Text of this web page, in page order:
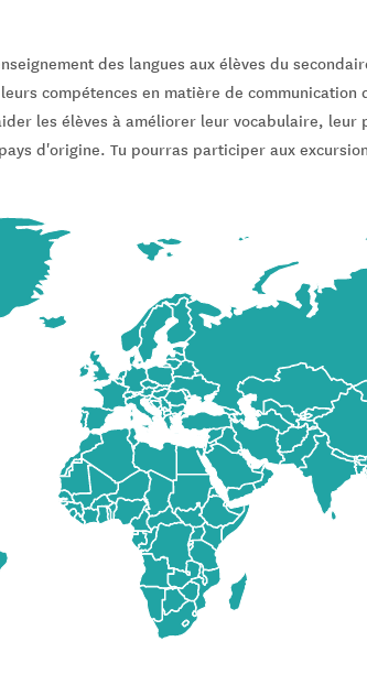
des langues aux élèves du
compétences en matière de communication
les élèves à améliorer leur vocabulaire,
d'origine. Tu pourras participer aux